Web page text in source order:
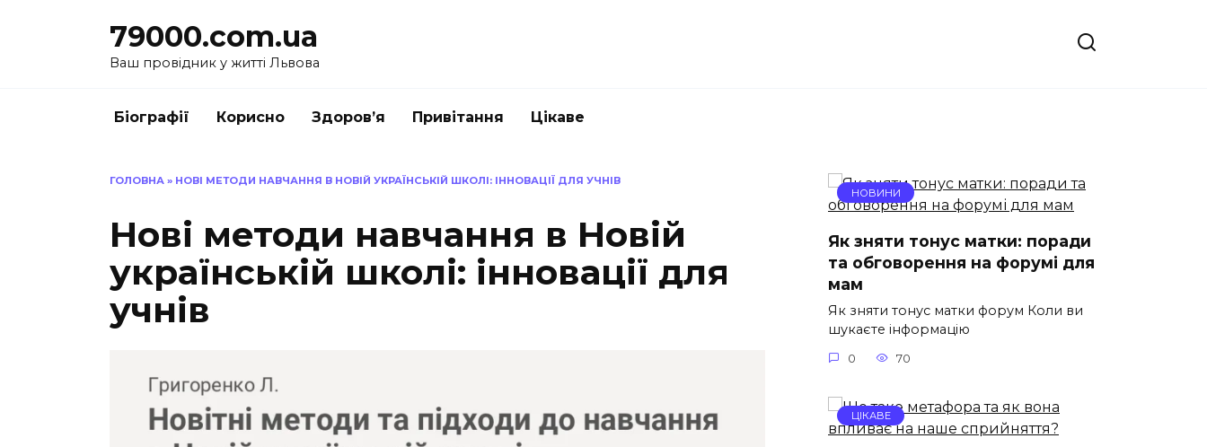
79000.com.ua
Ваш провідник у житті Львова
Біографії Корисно Здоров’я Привітання Цікаве
ГОЛОВНА » НОВІ МЕТОДИ НАВЧАННЯ В НОВІЙ УКРАЇНСЬКІЙ ШКОЛІ: ІННОВАЦІЇ ДЛЯ УЧНІВ
Нові методи навчання в Новій
українській школі: інновації для
учнів
НОВИНИ
Як зняти тонус матки: поради
та обговорення на форумі для
мам
Як зняти тонус матки форум Коли ви
шукаєте інформацію
0 70
ЦІКАВЕ